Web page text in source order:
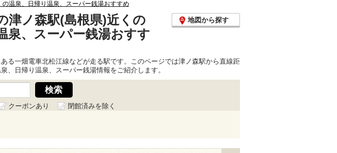
温泉、日帰り温泉、スーパー銭湯おすすめ
津ノ森駅(島根県)近くの
泉、スーパー銭湯おすす
地図から探す
る一畑電車北松江線などが走る駅です。このページでは津ノ森駅から直線距
、日帰り温泉、スーパー銭湯情報をご紹介します。
クーポンあり
閉館済みを除く